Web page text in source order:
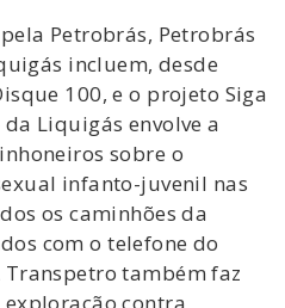
Petrobrás, Petrobrás
incluem, desde
100, e o projeto Siga
Liquigás envolve a
sobre o
infanto-juvenil nas
os caminhões da
com o telefone do
Transpetro também faz